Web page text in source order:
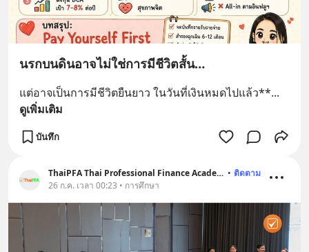
นรกบนดินอาจไม่ใช่การมีชีวิตสั้น…
แต่อาจเป็นการมีชีวิตยืนยาว ในวันที่เงินหมดไปแล้ว**...
ดูเพิ่มเติม
บันทึก
ThaiPFA Thai Professional Finance Academy • ติดตาม
26 ก.ค. เวลา 00:23 • การศึกษา